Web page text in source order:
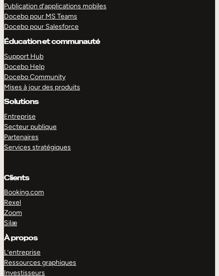
Publication d’applications mobiles
Docebo pour MS Teams
Docebo pour Salesforce
Éducation et communauté
Support Hub
Docebo Help
Docebo Community
Mises à jour des produits
Solutions
Entreprise
Secteur publique
Partenaires
Services stratégiques
Clients
Booking.com
Rexel
Zoom
Silæ
À propos
L’entreprise
Ressources graphiques
Investisseurs